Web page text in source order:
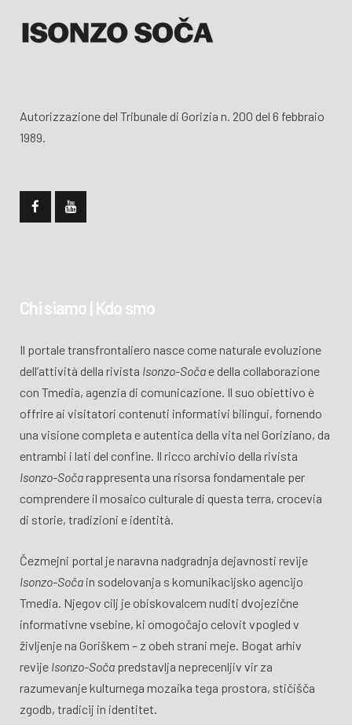
Autorizzazione del Tribunale di Gorizia n. 200 del 6 febbraio
1989.
Chi siamo | Kdo smo
Il portale transfrontaliero nasce come naturale evoluzione
dell’attività della rivista Isonzo-Sočae della collaborazione
con Tmedia, agenzia di comunicazione. Il suo obiettivo è
offrire ai visitatori contenuti informativi bilingui, fornendo
una visione completa e autentica della vita nel Goriziano, da
entrambi i lati del confine. Il ricco archivio della rivista
Isonzo-Sočarappresenta una risorsa fondamentale per
comprendere il mosaico culturale di questa terra, crocevia
di storie, tradizioni e identità.
Čezmejni portal je naravna nadgradnja dejavnosti revije
Isonzo-Soča in sodelovanja s komunikacijsko agencijo
Tmedia. Njegov cilj je obiskovalcem nuditi dvojezične
informativne vsebine, ki omogočajo celovit vpogled v
življenje na Goriškem – z obeh strani meje. Bogat arhiv
revije Isonzo-Soča predstavlja neprecenljiv vir za
razumevanje kulturnega mozaika tega prostora, stičišča
zgodb, tradicij in identitet.